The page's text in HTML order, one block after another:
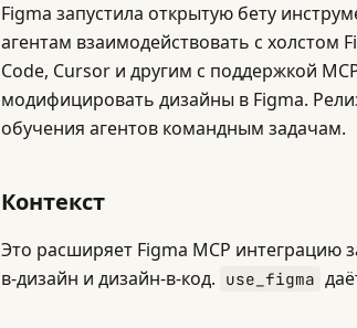
Figma запустила открытую бету
агентам взаимодействовать с холстом
Code, Cursor и другим с поддержкой
модифицировать дизайны в Figma.
обучения агентов командным задачам.
Контекст
Это расширяет Figma MCP интеграцию
в-дизайн и дизайн-в-код. use_figma